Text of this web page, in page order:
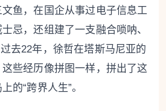
，在国企从事过电子信息工
忌，还组建了一支融合唢呐、
去22年，徐哲在塔斯马尼亚的
些经历像拼图一样，拼出了这
的“跨界人生”。